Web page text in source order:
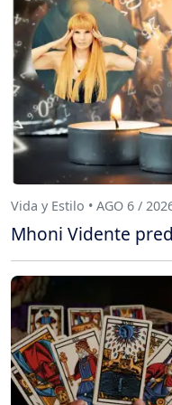
Vida y Estilo • AGO 6 /
Mhoni Vidente